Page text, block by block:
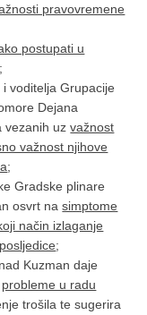
pravovremene
postupati u
;
voditelja Grupacije
Dejana
vezanih uzvažnost
važnost njihove
;
Gradske plinare
osvrt nasimptome
način izlaganje
;
Kuzman daje
probleme u radu
trošila te sugerira